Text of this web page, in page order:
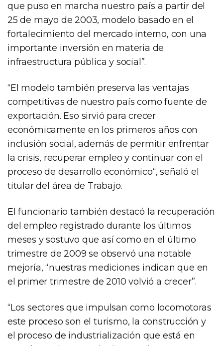
que puso en marcha nuestro país a partir del
25 de mayo de 2003, modelo basado en el
fortalecimiento del mercado interno, con una
importante inversión en materia de
infraestructura pública y social”.
“El modelo también preserva las ventajas
competitivas de nuestro país como fuente de
exportación. Eso sirvió para crecer
económicamente en los primeros años con
inclusión social, además de permitir enfrentar
la crisis, recuperar empleo y continuar con el
proceso de desarrollo económico“, señaló el
titular del área de Trabajo.
El funcionario también destacó la recuperación
del empleo registrado durante los últimos
meses y sostuvo que así como en el último
trimestre de 2009 se observó una notable
mejoría, “nuestras mediciones indican que en
el primer trimestre de 2010 volvió a crecer”.
“Los sectores que impulsan como locomotoras
este proceso son el turismo, la construcción y
el proceso de industrialización que está en